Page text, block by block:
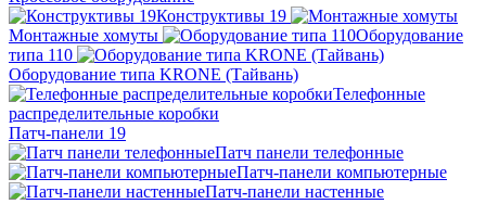
Конструктивы 19
Монтажные хомуты
Оборудование
типа 110
Оборудование типа KRONE (Тайвань)
Телефонные
распределительные коробки
Патч-панели 19
Патч панели телефонные
Патч-панели компьютерные
Патч-панели настенные